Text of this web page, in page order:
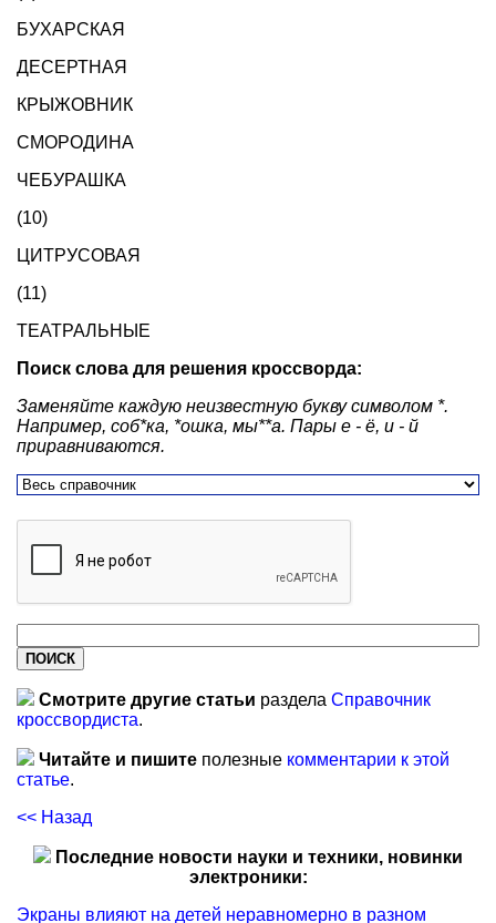
БУХАРСКАЯ
ДЕСЕРТНАЯ
КРЫЖОВНИК
СМОРОДИНА
ЧЕБУРАШКА
(10)
ЦИТРУСОВАЯ
(11)
ТЕАТРАЛЬНЫЕ
Поиск слова для решения кроссворда:
Заменяйте каждую неизвестную букву символом *.
Например, соб*ка, *ошка, мы**а. Пары е - ё, и - й
приравниваются.
Смотрите другие статьи раздела Справочник
кроссвордиста.
Читайте и пишите полезные комментарии к этой
статье.
<< Назад
Последние новости науки и техники, новинки
электроники:
Экраны влияют на детей неравномерно в разном